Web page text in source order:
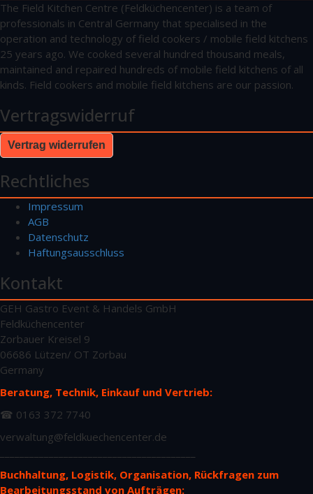
The Field Kitchen Centre (Feldküchencenter) is a team of
professionals in Central Germany that specialised in the
operation and technology of field cookers / mobile field kitchens
25 years ago. We cooked several hundred thousand meals,
maintained and repaired hundreds of mobile field kitchens of all
kinds. Field cookers and mobile field kitchens are our passion.
Vertragswiderruf
Vertrag widerrufen
Rechtliches
Impressum
AGB
Datenschutz
Haftungsausschluss
Kontakt
GEH Gastro Event & Handels GmbH
Feldküchencenter
Zorbauer Kreisel 9
06686 Lützen/ OT Zorbau
Germany
Beratung, Technik, Einkauf und Vertrieb:
☎ 0163 372 7740
verwaltung@feldkuechencenter.de
Buchhaltung, Logistik, Organisation, Rückfragen zum
Bearbeitungsstand von Aufträgen: